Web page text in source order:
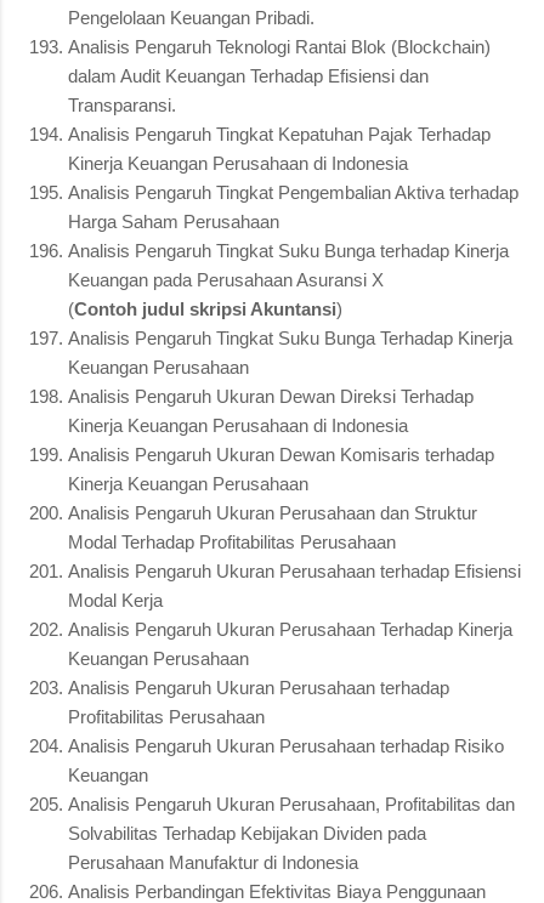
Pengelolaan Keuangan Pribadi.
Analisis Pengaruh Teknologi Rantai Blok (Blockchain)
dalam Audit Keuangan Terhadap Efisiensi dan
Transparansi.
Analisis Pengaruh Tingkat Kepatuhan Pajak Terhadap
Kinerja Keuangan Perusahaan di Indonesia
Analisis Pengaruh Tingkat Pengembalian Aktiva terhadap
Harga Saham Perusahaan
Analisis Pengaruh Tingkat Suku Bunga terhadap Kinerja
Keuangan pada Perusahaan Asuransi X
(Contoh judul skripsi Akuntansi)
Analisis Pengaruh Tingkat Suku Bunga Terhadap Kinerja
Keuangan Perusahaan
Analisis Pengaruh Ukuran Dewan Direksi Terhadap
Kinerja Keuangan Perusahaan di Indonesia
Analisis Pengaruh Ukuran Dewan Komisaris terhadap
Kinerja Keuangan Perusahaan
Analisis Pengaruh Ukuran Perusahaan dan Struktur
Modal Terhadap Profitabilitas Perusahaan
Analisis Pengaruh Ukuran Perusahaan terhadap Efisiensi
Modal Kerja
Analisis Pengaruh Ukuran Perusahaan Terhadap Kinerja
Keuangan Perusahaan
Analisis Pengaruh Ukuran Perusahaan terhadap
Profitabilitas Perusahaan
Analisis Pengaruh Ukuran Perusahaan terhadap Risiko
Keuangan
Analisis Pengaruh Ukuran Perusahaan, Profitabilitas dan
Solvabilitas Terhadap Kebijakan Dividen pada
Perusahaan Manufaktur di Indonesia
Analisis Perbandingan Efektivitas Biaya Penggunaan